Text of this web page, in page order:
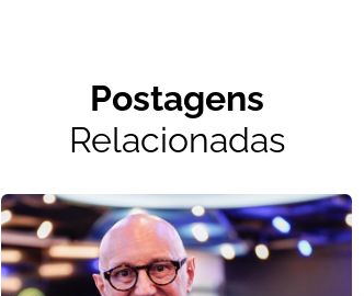
Postagens
Relacionadas